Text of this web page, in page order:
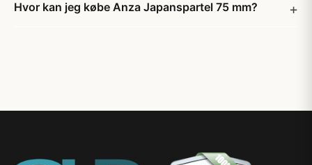
Hvor kan jeg købe Anza Japanspartel 75 mm?